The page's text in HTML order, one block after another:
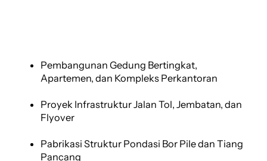
Pembangunan Gedung Bertingkat,
Apartemen, dan Kompleks Perkantoran
Proyek Infrastruktur Jalan Tol, Jembatan, dan
Flyover
Pabrikasi Struktur Pondasi Bor Pile dan Tiang
Pancang